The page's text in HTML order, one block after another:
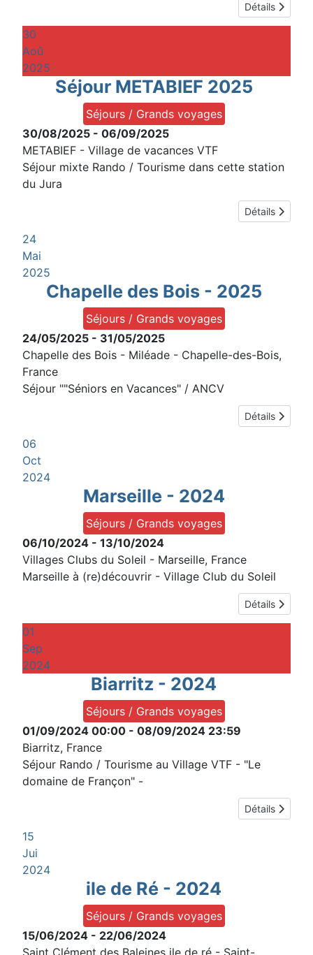
Détails
30
Aoû
2025
Séjour METABIEF 2025
Séjours / Grands voyages
30/08/2025 - 06/09/2025
METABIEF - Village de vacances VTF
Séjour mixte Rando / Tourisme dans cette station
du Jura
Détails
24
Mai
2025
Chapelle des Bois - 2025
Séjours / Grands voyages
24/05/2025 - 31/05/2025
Chapelle des Bois - Miléade - Chapelle-des-Bois,
France
Séjour ""Séniors en Vacances" / ANCV
Détails
06
Oct
2024
Marseille - 2024
Séjours / Grands voyages
06/10/2024 - 13/10/2024
Villages Clubs du Soleil - Marseille, France
Marseille à (re)découvrir - Village Club du Soleil
Détails
01
Sep
2024
Biarritz - 2024
Séjours / Grands voyages
01/09/2024 00:00 - 08/09/2024 23:59
Biarritz, France
Séjour Rando / Tourisme au Village VTF - "Le
domaine de Françon" -
Détails
15
Jui
2024
ile de Ré - 2024
Séjours / Grands voyages
15/06/2024 - 22/06/2024
Saint Clément des Baleines ile de ré - Saint-